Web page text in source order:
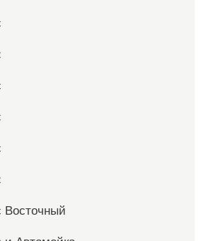
Восточный